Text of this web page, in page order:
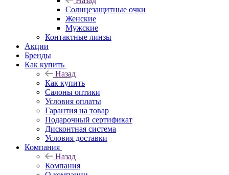
Солнцезащитные очки
Женские
Мужские
Контактные линзы
Акции
Бренды
Как купить
Назад
Как купить
Салоны оптики
Условия оплаты
Гарантия на товар
Подарочный сертификат
Дисконтная система
Условия доставки
Компания
Назад
Компания